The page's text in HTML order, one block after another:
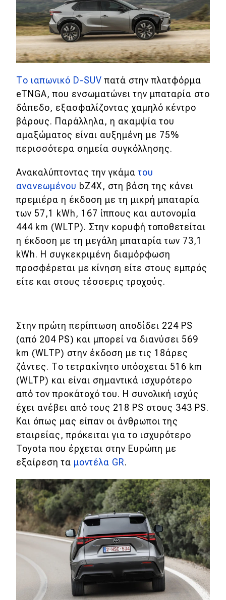
Συμβουλές
Χρηστικά
Συμβουλές
ΚΤΕΟ
Οδική βοήθεια
eDRIVE
DRIVE USED
Το ιαπωνικό D-SUV πατά στην πλατφόρμα
eTNGA, που ενσωματώνει την μπαταρία στο
δάπεδο, εξασφαλίζοντας χαμηλό κέντρο
βάρους. Παράλληλα, η ακαμψία του
αμαξώματος είναι αυξημένη με 75%
περισσότερα σημεία συγκόλλησης.
Ανακαλύπτοντας την γκάματου
ανανεωμένου bZ4X, στη βάση της κάνει
πρεμιέρα η έκδοση με τη μικρή μπαταρία
των 57,1 kWh, 167 ίππους και αυτονομία
444 km (WLTP). Στην κορυφή τοποθετείται
η έκδοση με τη μεγάλη μπαταρία των 73,1
kWh. Η συγκεκριμένη διαμόρφωση
προσφέρεται με κίνηση είτε στους εμπρός
είτε και στους τέσσερις τροχούς.
Στην πρώτη περίπτωση αποδίδει 224 PS
(από 204 PS) και μπορεί να διανύσει 569
km (WLTP) στην έκδοση με τις 18άρες
ζάντες. Το τετρακίνητο υπόσχεται 516 km
(WLTP) και είναι σημαντικά ισχυρότερο
από τον προκάτοχό του. Η συνολική ισχύς
έχει ανέβει από τους 218 PS στους 343 PS.
Και όπως μας είπαν οι άνθρωποι της
εταιρείας, πρόκειται για το ισχυρότερο
Toyota που έρχεται στην Ευρώπη με
εξαίρεση τα μοντέλα GR.